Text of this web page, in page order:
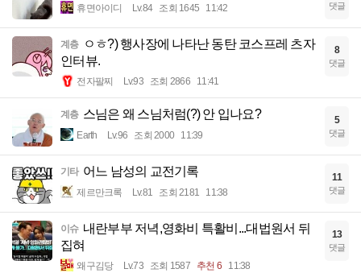
휴면아이디 Lv.84 조회 1645 11:42 댓글
계층
ㅇㅎ?) 행사장에 나타난 동탄 코스프레 츠자
인터뷰.
전자팔찌 Lv.93 조회 2866 11:41
8
댓글
계층 스님은 왜 스님처럼(?) 안 입나요?
Earth Lv.96 조회 2000 11:39
5
댓글
기타 어느 남성의 교전기록
제르만크록 Lv.81 조회 2181 11:38
11
댓글
이슈 내란부부 저녁,영화비 특활비...대법원서 뒤
집혀
왜구김당 Lv.73 조회 1587 추천 6 11:38
13
댓글